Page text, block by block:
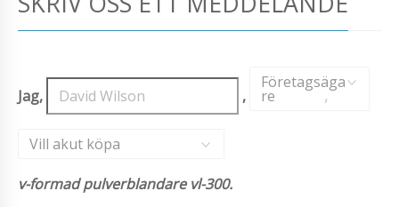
Jag, ,
Företagsäga
re ,
Vill akut köpa
v-formad pulverblandare vl-300.